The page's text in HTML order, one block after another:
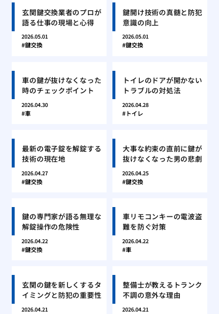
玄関鍵交換業者のプロが
語る仕事の現場と心得
2026.05.01
鍵交換
鍵開け技術の真髄と防犯
意識の向上
2026.05.01
鍵交換
車の鍵が抜けなくなった
時のチェックポイント
2026.04.30
車
トイレのドアが開かない
トラブルの対処法
2026.04.28
トイレ
最新の電子錠を解錠する
技術の現在地
2026.04.27
鍵交換
大事な約束の直前に鍵が
抜けなくなった男の悲劇
2026.04.25
鍵交換
鍵の専門家が語る無理な
解錠操作の危険性
2026.04.22
鍵交換
車リモコンキーの電波盗
難を防ぐ対策
2026.04.22
車
玄関の鍵を新しくするタ
イミングと防犯の重要性
2026.04.21
整備士が教えるトランク
不調の意外な理由
2026.04.21